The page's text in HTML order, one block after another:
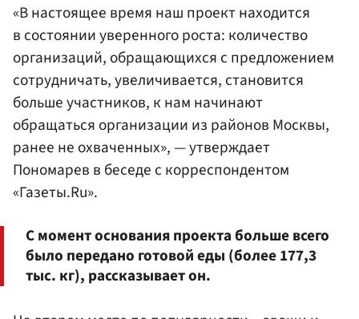
«В настоящее время наш проект находится
в состоянии уверенного роста: количество
организаций, обращающихся с предложением
сотрудничать, увеличивается, становится
больше участников, к нам начинают
обращаться организации из районов Москвы,
ранее не охваченных», — утверждает
Пономарев в беседе с корреспондентом
«Газеты.Ru».
С момент основания проекта больше всего
было передано готовой еды (более 177,3
тыс. кг), рассказывает он.